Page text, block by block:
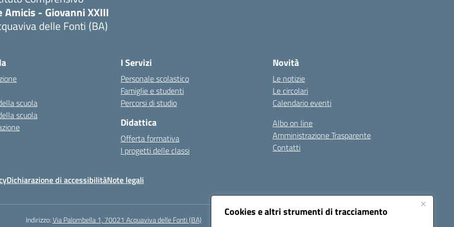
Cookies e altri strumenti di tracciamento
Amicis - Giovanni XXIII
delle Fonti (BA)
scuola
scuola
I Servizi
Personale scolastico
Famiglie e studenti
Percorsi di studio
Didattica
Offerta formativa
I progetti delle classi
Novità
Le notizie
Le circolari
Calendario eventi
Albo on line
Amministrazione Trasparente
Contatti
Dichiarazione di accessibilitàNote legali
Indirizzo:Via Palombella 1, 70021 Acquaviva delle Fonti (BA)